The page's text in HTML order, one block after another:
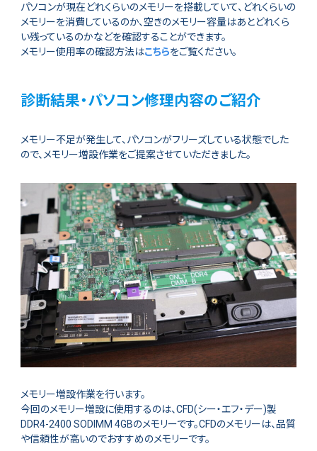
パソコンが現在どれくらいのメモリーを搭載していて、どれくらいの
メモリーを消費しているのか、空きのメモリー容量はあとどれくら
い残っているのかなどを確認することができます。
メモリー使用率の確認方法はこちらをご覧ください。
診断結果・パソコン修理内容のご紹介
メモリー不足が発生して、パソコンがフリーズしている状態でした
ので、メモリー増設作業をご提案させていただきました。
メモリー増設作業を行います。
今回のメモリー増設に使用するのは、CFD(シー・エフ・デー)製
DDR4-2400 SODIMM 4GBのメモリーです。CFDのメモリーは、品質
や信頼性が高いのでおすすめのメモリーです。